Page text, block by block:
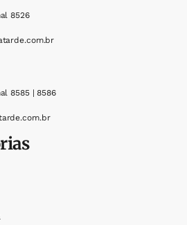
8526
8585 | 8586